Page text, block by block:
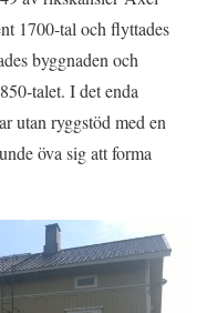
1700-tal och flyttades
byggnaden och
talet. I det enda
utan ryggstöd med en
öva sig att forma